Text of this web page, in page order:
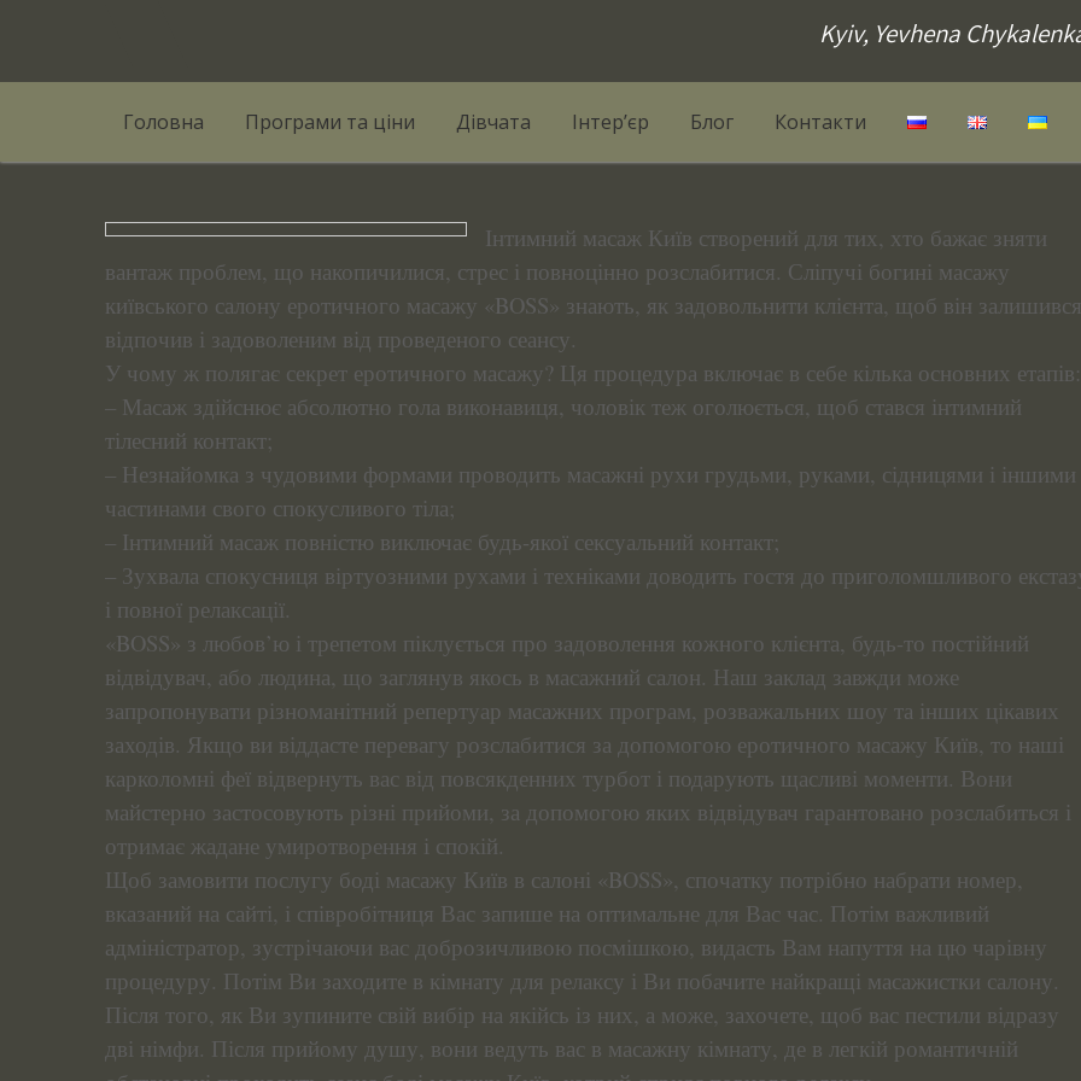
content
Kyiv, Yevhena
Головна Програми та ціни Дівчата Інтер’єр Блог Контакти
Інтимний масаж Київ створений для тих, хто бажає зняти
вантаж проблем, що накопичилися, стрес і повноцінно розслабитися. Сліпучі богині масажу
київського салону еротичного масажу «BOSS» знають, як задовольнити клієнта, щоб він залишився
відпочив і задоволеним від проведеного сеансу.
У чому ж полягає секрет еротичного масажу? Ця процедура включає в себе кілька основних етапів:
– Масаж здійснює абсолютно гола виконавиця, чоловік теж оголюється, щоб стався інтимний
тілесний контакт;
– Незнайомка з чудовими формами проводить масажні рухи грудьми, руками, сідницями і іншими
частинами свого спокусливого тіла;
– Інтимний масаж повністю виключає будь-якої сексуальний контакт;
– Зухвала спокусниця віртуозними рухами і техніками доводить гостя до приголомшливого
і повної релаксації.
«BOSS» з любов’ю і трепетом піклується про задоволення кожного клієнта, будь-то постійний
відвідувач, або людина, що заглянув якось в масажний салон. Наш заклад завжди може
запропонувати різноманітний репертуар масажних програм, розважальних шоу та інших цікавих
заходів. Якщо ви віддасте перевагу розслабитися за допомогою еротичного масажу Київ, то наші
карколомні феї відвернуть вас від повсякденних турбот і подарують щасливі моменти. Вони
майстерно застосовують різні прийоми, за допомогою яких відвідувач гарантовано розслабиться і
отримає жадане умиротворення і спокій.
Щоб замовити послугу боді масажу Київ в салоні «BOSS», спочатку потрібно набрати номер,
вказаний на сайті, і співробітниця Вас запише на оптимальне для Вас час. Потім важливий
адміністратор, зустрічаючи вас доброзичливою посмішкою, видасть Вам напуття на цю чарівну
процедуру. Потім Ви заходите в кімнату для релаксу і Ви побачите найкращі масажистки салону.
Після того, як Ви зупините свій вибір на якійсь із них, а може, захочете, щоб вас пестили відразу
дві німфи. Після прийому душу, вони ведуть вас в масажну кімнату, де в легкій романтичній